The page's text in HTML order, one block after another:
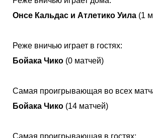
Онсе Кальдас и Атлетико Уила (1
Реже вничью играет в гостях:
Бойака Чико (0 матчей)
Самая проигрывающая во всех
Бойака Чико (14 матчей)
Самая проигрывающая в гостях: